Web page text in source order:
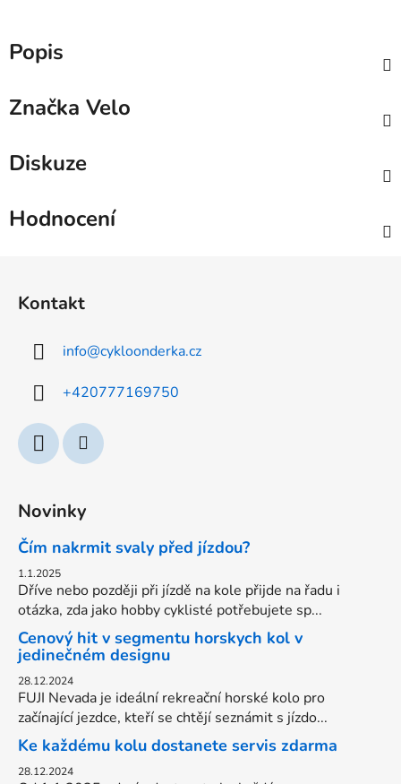
Popis
Značka Velo
Diskuze
Hodnocení
Kontakt
info@cykloonderka.cz
+420777169750
Novinky
Čím nakrmit svaly před jízdou?
1.1.2025
Dříve nebo později při jízdě na kole přijde na řadu i
otázka, zda jako hobby cyklisté potřebujete sp...
Cenový hit v segmentu horskych kol v
jedinečném designu
28.12.2024
FUJI Nevada je ideální rekreační horské kolo pro
začínající jezdce, kteří se chtějí seznámit s jízdo...
Ke každému kolu dostanete servis zdarma
28.12.2024